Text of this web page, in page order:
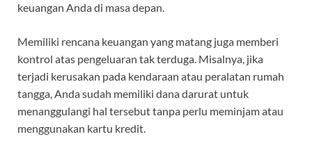
keuangan Anda di masa depan.
Memiliki rencana keuangan yang matang juga memberi
kontrol atas pengeluaran tak terduga. Misalnya, jika
terjadi kerusakan pada kendaraan atau peralatan rumah
tangga, Anda sudah memiliki dana darurat untuk
menanggulangi hal tersebut tanpa perlu meminjam atau
menggunakan kartu kredit.